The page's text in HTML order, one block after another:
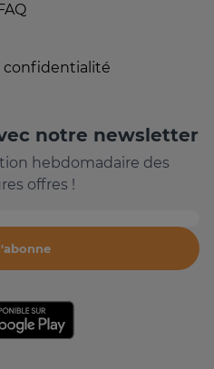
FAQ
confidentialité
notre newsletter
hebdomadaire des
offres !